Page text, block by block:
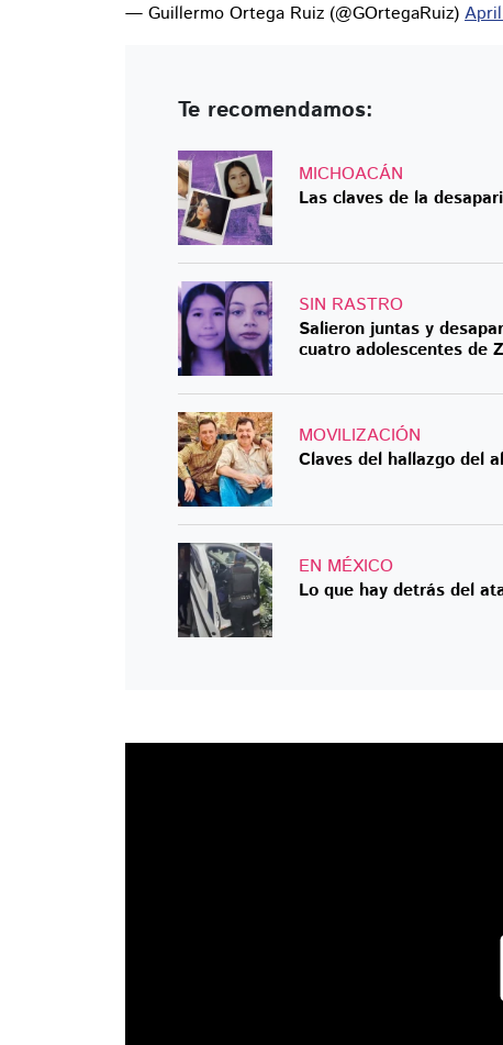
— Guillermo Ortega Ruiz (@GOrtegaRuiz)
Te recomendamos:
MICHOACÁN
Las claves de la
SIN RASTRO
Salieron juntas y
cuatro adolescentes de
MOVILIZACIÓN
Claves del hallazgo del
EN MÉXICO
Lo que hay detrás del